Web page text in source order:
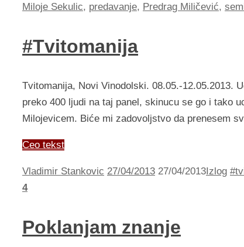
Miloje Sekulic, predavanje, Predrag Miličević,
#Tvitomanija
Tvitomanija, Novi Vinodolski. 08.05.-12.05.2013.
preko 400 ljudi na taj panel, skinucu se go i tako
Milojevicem. Biće mi zadovoljstvo da prenesem
Ceo tekst
Vladimir Stankovic 27/04/2013 27/04/2013Izlog
4
Poklanjam znanje